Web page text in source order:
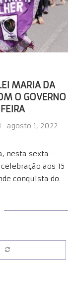
MARIA DA
O GOVERNO
agosto 1, 2022
nesta sexta-
aos 15
conquista do